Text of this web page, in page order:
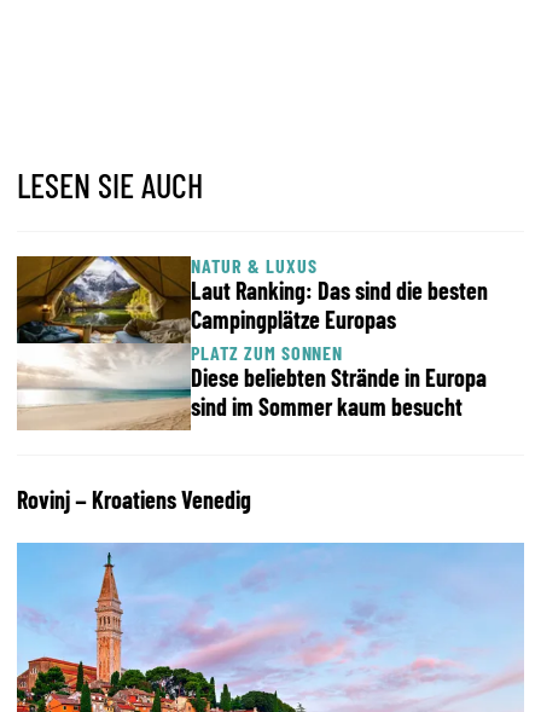
LESEN SIE AUCH
NATUR & LUXUS
Laut Ranking: Das sind die besten
Campingplätze Europas
PLATZ ZUM SONNEN
Diese beliebten Strände in Europa
sind im Sommer kaum besucht
Rovinj – Kroatiens Venedig